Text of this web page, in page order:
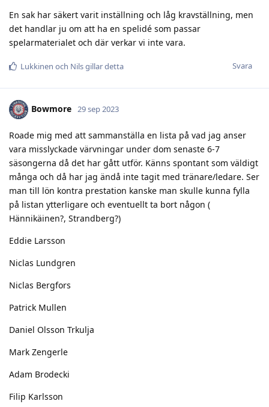
En sak har säkert varit inställning och låg kravställning, men
det handlar ju om att ha en spelidé som passar
spelarmaterialet och där verkar vi inte vara.
Svara
Lukkinen och Nilsgillar detta
Bowmore 29 sep 2023
Roade mig med att sammanställa en lista på vad jag anser
vara misslyckade värvningar under dom senaste 6-7
säsongerna då det har gått utför. Känns spontant som väldigt
många och då har jag ändå inte tagit med tränare/ledare. Ser
man till lön kontra prestation kanske man skulle kunna fylla
på listan ytterligare och eventuellt ta bort någon (
Hännikäinen?, Strandberg?)
Eddie Larsson
Niclas Lundgren
Niclas Bergfors
Patrick Mullen
Daniel Olsson Trkulja
Mark Zengerle
Adam Brodecki
Filip Karlsson